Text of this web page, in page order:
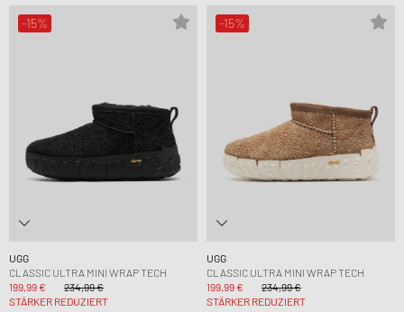
-15%
UGG
CLASSIC ULTRA MINI WRAP TECH
199,99 €
234,99 €
STÄRKER REDUZIERT
-15%
UGG
CLASSIC ULTRA MINI WRAP TECH
199,99 €
234,99 €
STÄRKER REDUZIERT